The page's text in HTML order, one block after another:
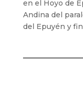
en el Hoyo de
Andina del
del Epuyén y